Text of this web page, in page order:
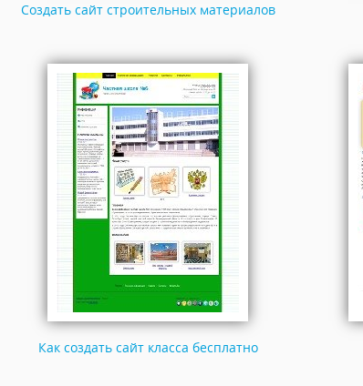
Создать сайт строительных материалов
Как создать сайт класса бесплатно